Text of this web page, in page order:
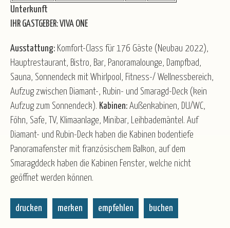
Unterkunft
IHR GASTGEBER: VIVA ONE
Ausstattung: Komfort-Class für 176 Gäste (Neubau 2022),
Hauptrestaurant, Bistro, Bar, Panoramalounge, Dampfbad,
Sauna, Sonnendeck mit Whirlpool, Fitness-/ Wellnessbereich,
Aufzug zwischen Diamant-, Rubin- und Smaragd-Deck (kein
Aufzug zum Sonnendeck). Kabinen: Außenkabinen, DU/WC,
Föhn, Safe, TV, Klimaanlage, Minibar, Leihbademäntel. Auf
Diamant- und Rubin-Deck haben die Kabinen bodentiefe
Panoramafenster mit französischem Balkon, auf dem
Smaragddeck haben die Kabinen Fenster, welche nicht
geöffnet werden können.
drucken merken empfehlen buchen